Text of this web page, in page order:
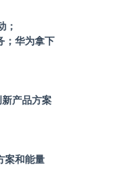
；
；华为拿下
产品方案
案和能量